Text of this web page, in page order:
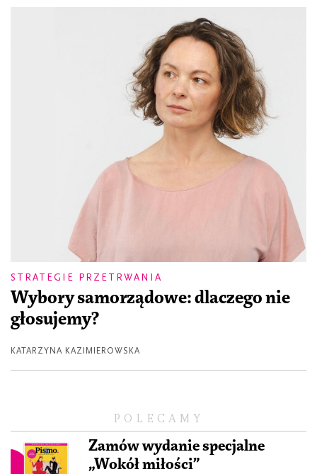
POLECAMY
Zamów wydanie specjalne
„Wokół miłości”
STRATEGIE PRZETRWANIA
Wybory samorządowe: dlaczego nie
głosujemy?
KATARZYNA KAZIMIEROWSKA